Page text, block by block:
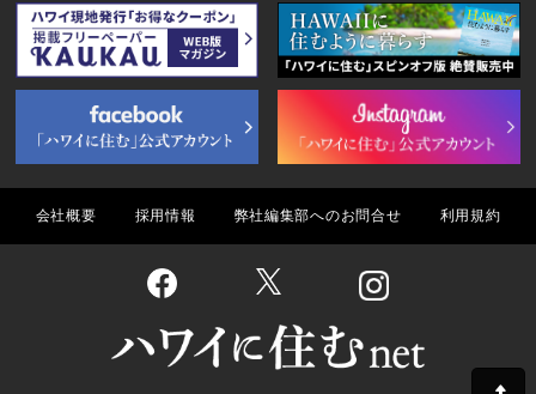
会社概要 採用情報 弊社編集部へのお問合せ 利用規約